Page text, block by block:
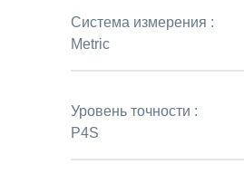
Система измерения :
Metric
Уровень точности :
P4S